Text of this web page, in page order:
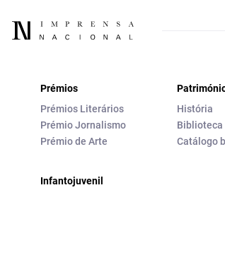
Prémios
Prémios Literários
Prémio Jornalismo
Prémio de Arte
Infantojuvenil
História
Biblioteca
Catálogo